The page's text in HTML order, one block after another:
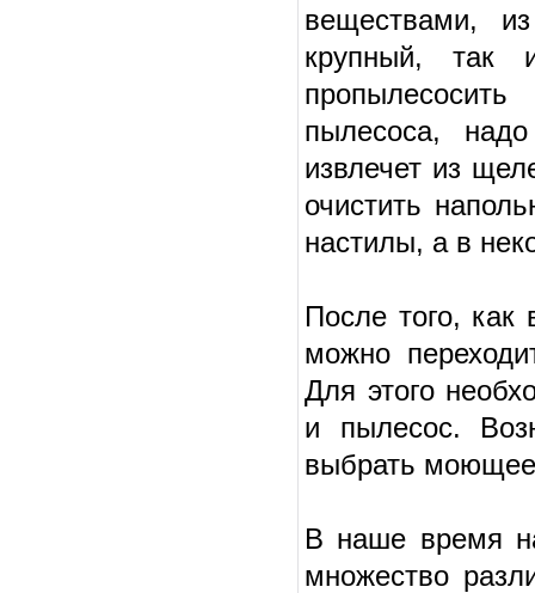
веществами,
крупный, так
пылесоса,
извлечет из
очистить
настилы, а в
После того, как
можно
Для этого
и пылесос.
выбрать моющее
В наше время
множество